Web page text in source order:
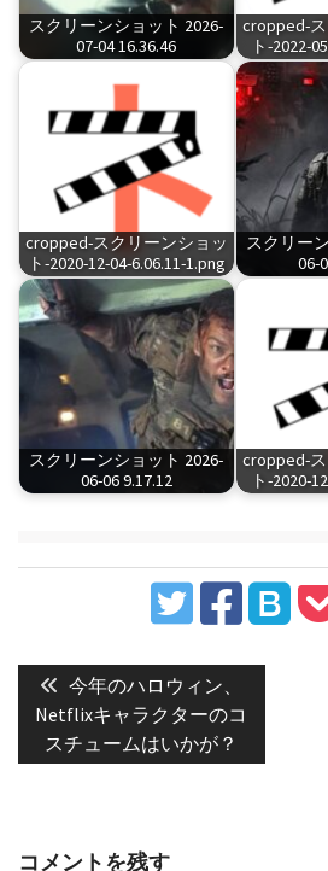
スクリーンショット 2026-
07-04 16.36.46
cropped-
ト-2022-
cropped-スクリーンショッ
ト-2020-12-04-6.06.11-1.png
スクリー
06-
スクリーンショット 2026-
06-06 9.17.12
cropped-
ト-2020-
ナ
Previous
post:
今年のハロウィン、
Netflixキャラクターのコ
スチュームはいかが？
コメントを残す